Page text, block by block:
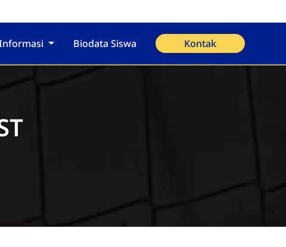
Biodata Siswa Kontak